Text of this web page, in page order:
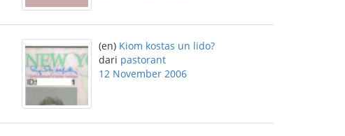
(en) Kiom kostas un lido?
dari pastorant
12 November 2006